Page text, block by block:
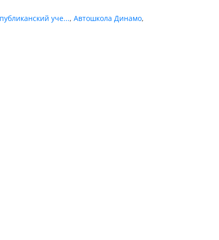
уче..., Автошкола Динамо,